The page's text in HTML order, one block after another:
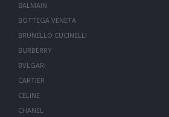
BALMAIN
BOTTEGA VENETA
BRUNELLO CUCINELLI
BURBERRY
BVLGARI
CARTIER
CELINE
CHANEL